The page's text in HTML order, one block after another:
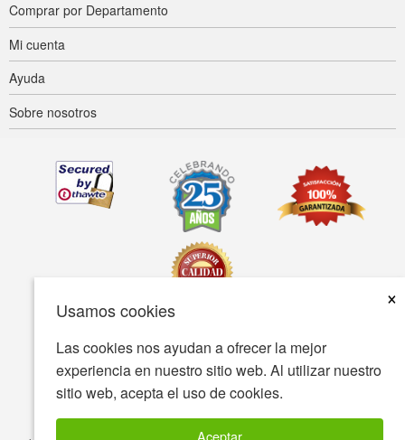
Usamos cookies
×
Las cookies nos ayudan a ofrecer la mejor
experiencia en nuestro sitio web. Al utilizar nuestro
sitio web, acepta el uso de cookies.
Aceptar
Comprar por Departamento
Mi cuenta
Ayuda
Sobre nosotros
Accesibilidad Condiciones de uso Política de privacidad
Política de seguridad
© Copyright 2001-2026 BIOVEA Todos los derechos reservados